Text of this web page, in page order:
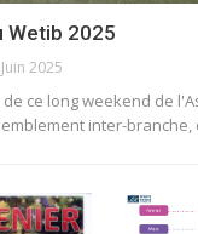
Wetib 2025
2025
ce long weekend de
inter-branche,